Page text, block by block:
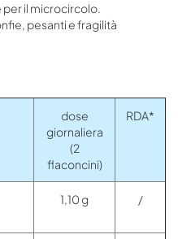
il microcircolo.
pesanti e fragilità
dose
giornaliera
(2
flaconcini)
RDA*
1,10 g /